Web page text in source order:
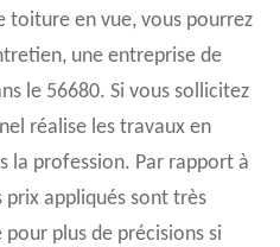
toiture en vue, vous pourrez
une entreprise de
le 56680. Si vous sollicitez
réalise les travaux en
la profession. Par rapport à
prix appliqués sont très
plus de précisions si